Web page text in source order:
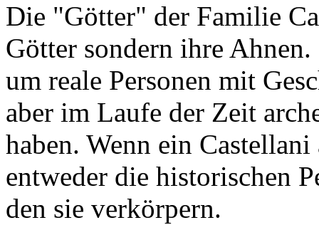
Die "Götter" der Familie
Götter sondern ihre
um reale Personen mit
aber im Laufe der Zeit
haben. Wenn ein
entweder die historischen
den sie verkörpern.